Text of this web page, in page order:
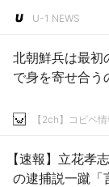
U-1 NEWS
北朝鮮兵は最初
で身を寄せ合う
【2ch】コピペ
【速報】立花孝
の逮捕説一蹴「